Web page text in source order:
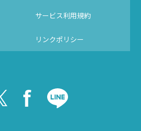
サービス利用規約
リンクポリシー